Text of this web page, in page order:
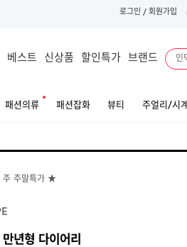
로그인 / 회원가입
베스트 신상품 할인특가 브랜드
패션의류 패션잡화 뷰티 주얼리/시계
년형 다이어리